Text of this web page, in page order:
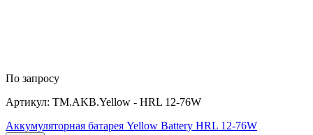
По запросу
Артикул: TM.AKB.Yellow - HRL 12-76W
Аккумуляторная батарея Yellow Battery HRL 12-76W